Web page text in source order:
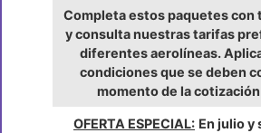
Completa estos paquetes con
y consulta nuestras tarifas
diferentes aerolíneas.
condiciones que se deben
momento de la
OFERTA ESPECIAL: En julio y